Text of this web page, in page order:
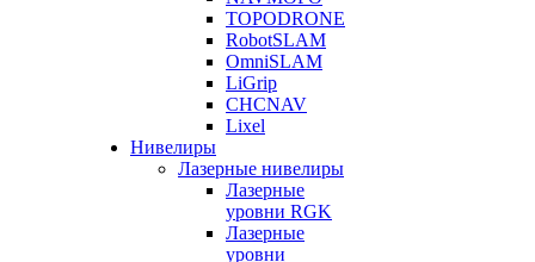
TOPODRONE
RobotSLAM
OmniSLAM
LiGrip
CHCNAV
Lixel
Нивелиры
Лазерные нивелиры
Лазерные
уровни RGK
Лазерные
уровни